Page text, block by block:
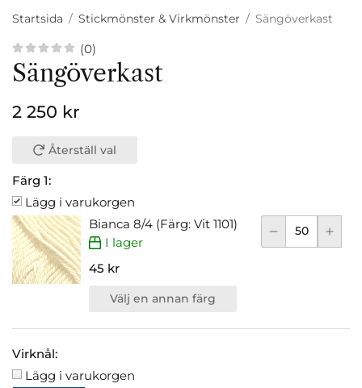
Startsida / Stickmönster & Virkmönster / Sängöverkast
(0)
Sängöverkast
2 250 kr
Återställ val
Färg 1:
Lägg i varukorgen
Bianca 8/4 (Färg: Vit 1101)
I lager
45 kr
Välj en annan färg
Virknål:
Lägg i varukorgen